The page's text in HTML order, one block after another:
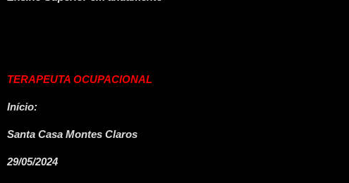
TERAPEUTA OCUPACIONAL
Início:
Santa Casa Montes Claros
29/05/2024